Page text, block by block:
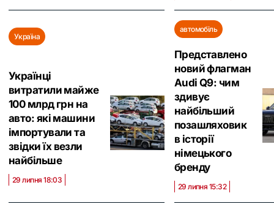
Україна
Українці
витратили майже
100 млрд грн на
авто: які машини
імпортували та
звідки їх везли
найбільше
29 липня 18:03
автомобіль
Представлено
новий флагман
Audi Q9: чим
здивує
найбільший
позашляховик
в історії
німецького
бренду
29 липня 15:32